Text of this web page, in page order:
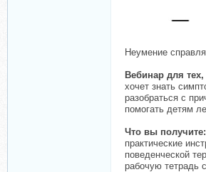
Неумение
Вебинар для тех,
хочет знать
разобраться с
помогать детям
Что вы получите:
практические
поведенческой
рабочую тетрадь